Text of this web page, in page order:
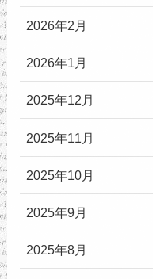
2026年2月
2026年1月
2025年12月
2025年11月
2025年10月
2025年9月
2025年8月